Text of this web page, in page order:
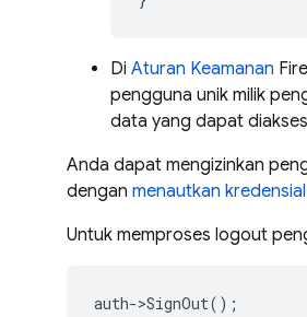
Di Aturan Keamanan
pengguna unik milik
data yang dapat
Anda dapat mengizinkan
dengan menautkan
Untuk memproses logout
auth->SignOut();